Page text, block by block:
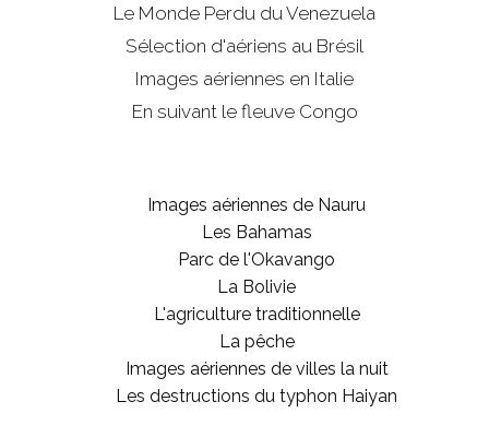
Le Monde Perdu du Venezuela
Sélection d'aériens au Brésil
Images aériennes en Italie
En suivant le fleuve Congo
Images aériennes de Nauru
Les Bahamas
Parc de l'Okavango
La Bolivie
L'agriculture traditionnelle
La pêche
Images aériennes de villes la nuit
Les destructions du typhon Haiyan